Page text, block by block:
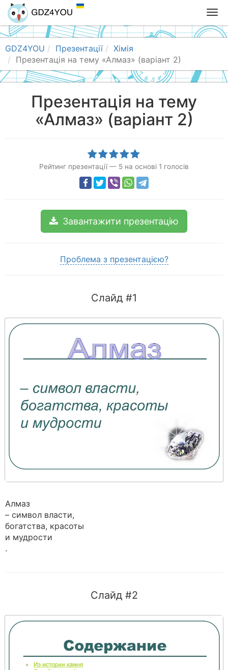
T
o
g
e
n
GDZ4YOU Презентації
Хімія
Презентація на тему «Алмаз» (варіант 2)
Презентація на тему
«Алмаз» (варіант 2)
Рейтинг презентації — 5 на основі 1 голосів
Завантажити презентацію
Проблема з презентацією?
Слайд #1
Алмаз
– символ власти,
богатства, красоты
и мудрости
.
Слайд #2